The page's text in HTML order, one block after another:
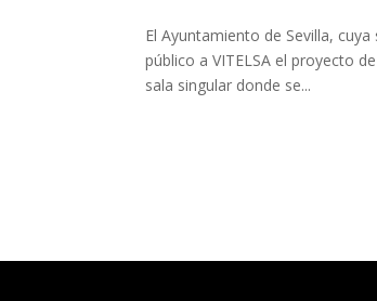
El Ayuntamiento de Sevilla,
público a VITELSA el proyecto
sala singular donde se...